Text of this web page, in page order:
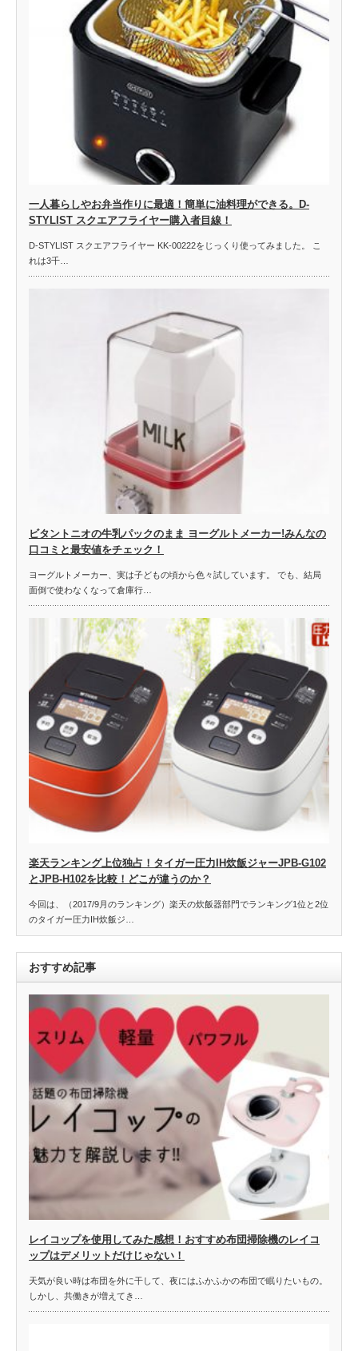
一人暮らしやお弁当作りに最適！簡単に油料理ができる。D-
STYLIST スクエアフライヤー購入者目線！
D-STYLIST スクエアフライヤー KK-00222をじっくり使ってみました。 こ
れは3千…
ビタントニオの牛乳パックのまま ヨーグルトメーカー!みんなの
口コミと最安値をチェック！
ヨーグルトメーカー、実は子どもの頃から色々試しています。 でも、結局
面倒で使わなくなって倉庫行…
楽天ランキング上位独占！タイガー圧力IH炊飯ジャーJPB-G102
とJPB-H102を比較！どこが違うのか？
今回は、（2017/9月のランキング）楽天の炊飯器部門でランキング1位と2位
のタイガー圧力IH炊飯ジ…
おすすめ記事
レイコップを使用してみた感想！おすすめ布団掃除機のレイコ
ップはデメリットだけじゃない！
天気が良い時は布団を外に干して、夜にはふかふかの布団で眠りたいもの。
しかし、共働きが増えてき…